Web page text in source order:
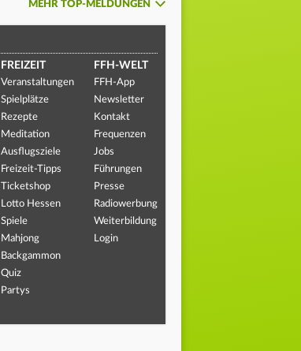
MEHR TOP-MELDUNGEN
FREIZEIT
Veranstaltungen
Spielplätze
Rezepte
Meditation
Ausflugsziele
Freizeit-Tipps
Ticketshop
Lotto Hessen
Spiele
Mahjong
Backgammon
Quiz
Partys
FFH-WELT
FFH-App
Newsletter
Kontakt
Frequenzen
Jobs
Führungen
Presse
Radiowerbung
Weiterbildung
Login